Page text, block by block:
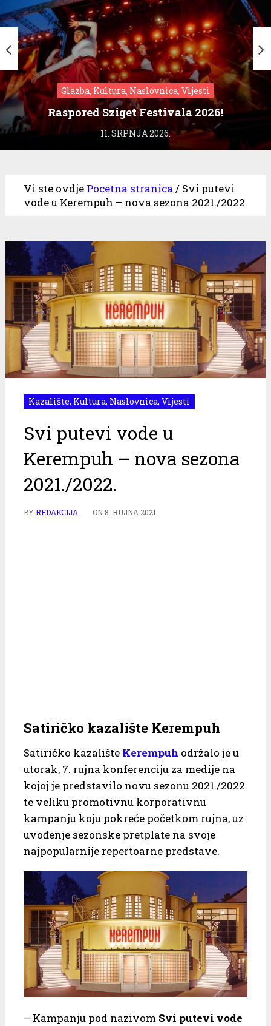
Glazba, Kultura, Naslovnica, Vijesti
Raspored Sziget Festivala 2026!
11. SRPNJA 2026.
Vi ste ovdje Pocetna stranica / Svi putevi
vode u Kerempuh – nova sezona 2021./2022.
Kazalište, Kultura, Naslovnica, Vijesti
Svi putevi vode u
Kerempuh – nova sezona
2021./2022.
BYREDAKCIJA ON 8. RUJNA 2021.
Satiričko kazalište Kerempuh
Satiričko kazalište Kerempuh održalo je u
utorak, 7. rujna konferenciju za medije na
kojoj je predstavilo novu sezonu 2021./2022.
te veliku promotivnu korporativnu
kampanju koju pokreće početkom rujna, uz
uvođenje sezonske pretplate na svoje
najpopularnije repertoarne predstave.
– Kampanju pod nazivom Svi putevi vode